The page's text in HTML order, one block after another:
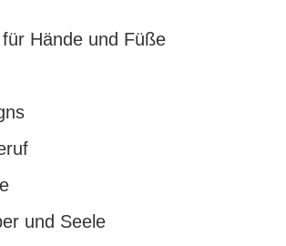
Hände und Füße
und Seele